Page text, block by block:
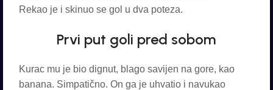
Rekao je i skinuo se gol u dva poteza.
Prvi put goli pred sobom
Kurac mu je bio dignut, blago savijen na gore, kao
banana. Simpatično. On ga je uhvatio i navukao